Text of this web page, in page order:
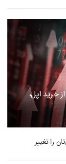
خرید اپل،
را تغییر